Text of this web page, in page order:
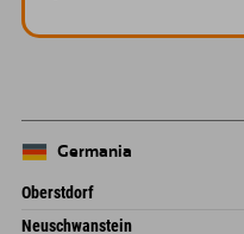
Germania
Oberstdorf
An der Breitach 3
Neuschwanstein